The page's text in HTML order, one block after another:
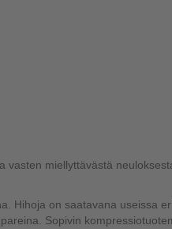
miellyttävästä
Hihoja on saatavana useissa
Sopivin